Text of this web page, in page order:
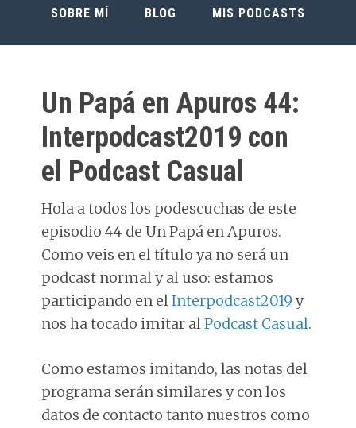
SOBRE MÍ BLOG MIS PODCASTS
Un Papá en Apuros 44:
Interpodcast2019 con
el Podcast Casual
Hola a todos los podescuchas de este
episodio 44 de Un Papá en Apuros.
Como veis en el título ya no será un
podcast normal y al uso: estamos
participando en elInterpodcast2019 y
nos ha tocado imitar alPodcast Casual.
Como estamos imitando, las notas del
programa serán similares y con los
datos de contacto tanto nuestros como